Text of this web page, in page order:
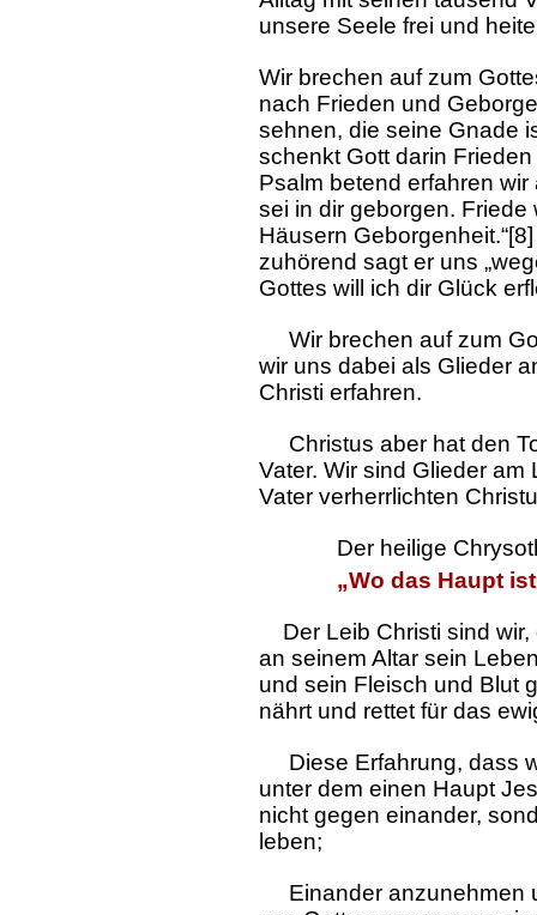
unsere Seele frei und
Wir brechen auf zum
nach Frieden und
sehnen, die seine Gnade
schenkt Gott darin
Psalm betend erfahren
sei in dir geborgen.
Häusern
zuhörend sagt er uns
Gottes will ich dir Glück
Wir brechen auf zum
wir uns dabei als Glieder
Christi erfahren.
Christus aber hat den
Vater. Wir sind Glieder
Vater verherrlichten
Der heilige
„Wo das Haupt
Der Leib Christi sind wir,
an seinem Altar sein
und sein Fleisch und Blut
nährt und rettet für das
Diese Erfahrung, dass
unter dem einen Haupt
nicht gegen einander,
leben;
Einander anzunehmen